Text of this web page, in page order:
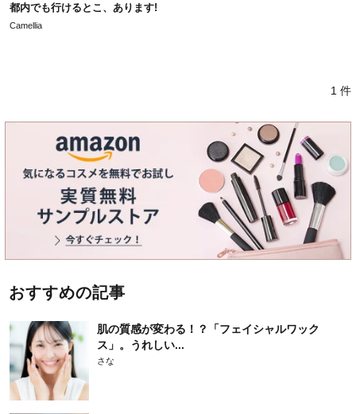
都内でも行けるとこ、あります!
Camellia
1 件
おすすめの記事
肌の質感が変わる！？「フェイシャルワック
ス」。うれしい...
さな